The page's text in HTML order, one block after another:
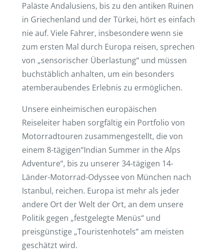
Paläste Andalusiens, bis zu den antiken Ruinen
in Griechenland und der Türkei, hört es einfach
nie auf. Viele Fahrer, insbesondere wenn sie
zum ersten Mal durch Europa reisen, sprechen
von „sensorischer Überlastung“ und müssen
buchstäblich anhalten, um ein besonders
atemberaubendes Erlebnis zu ermöglichen.
Unsere einheimischen europäischen
Reiseleiter haben sorgfältig ein Portfolio von
Motorradtouren zusammengestellt, die von
einem 8-tägigen“Indian Summer in the Alps
Adventure“, bis zu unserer 34-tägigen 14-
Länder-Motorrad-Odyssee von München nach
Istanbul, reichen. Europa ist mehr als jeder
andere Ort der Welt der Ort, an dem unsere
Politik gegen „festgelegte Menüs“ und
preisgünstige „Touristenhotels“ am meisten
geschätzt wird.